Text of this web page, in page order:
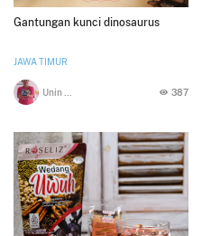
Gantungan kunci dinosaurus
JAWA TIMUR
387